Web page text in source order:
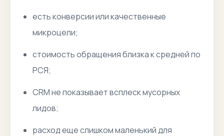
есть конверсии или качественные
микроцели;
стоимость обращения близка к средней по
РСЯ;
CRM не показывает всплеск мусорных
лидов;
расход еще слишком маленький для